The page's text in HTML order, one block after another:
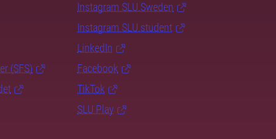
(SFS)
Instagram SLU.Sweden
Instagram SLU.student
LinkedIn
Facebook
TikTok
SLU Play